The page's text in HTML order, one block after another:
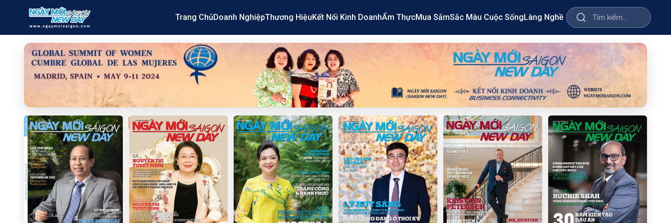
Trang ChủDoanh NghiệpThương HiệuKết Nối Kinh DoanhẨm ThựcMua SắmSắc Màu Cuộc SốngLàng Nghề